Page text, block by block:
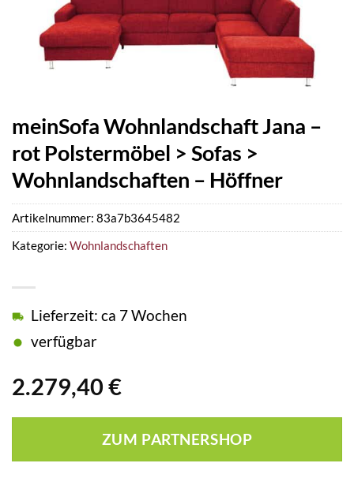
meinSofa Wohnlandschaft Jana –
rot Polstermöbel > Sofas >
Wohnlandschaften – Höffner
2.279,40 €
Lieferzeit: ca 7 Wochen
verfügbar
ZUM PARTNERSHOP
Artikelnummer: 83a7b3645482
Kategorie: Wohnlandschaften